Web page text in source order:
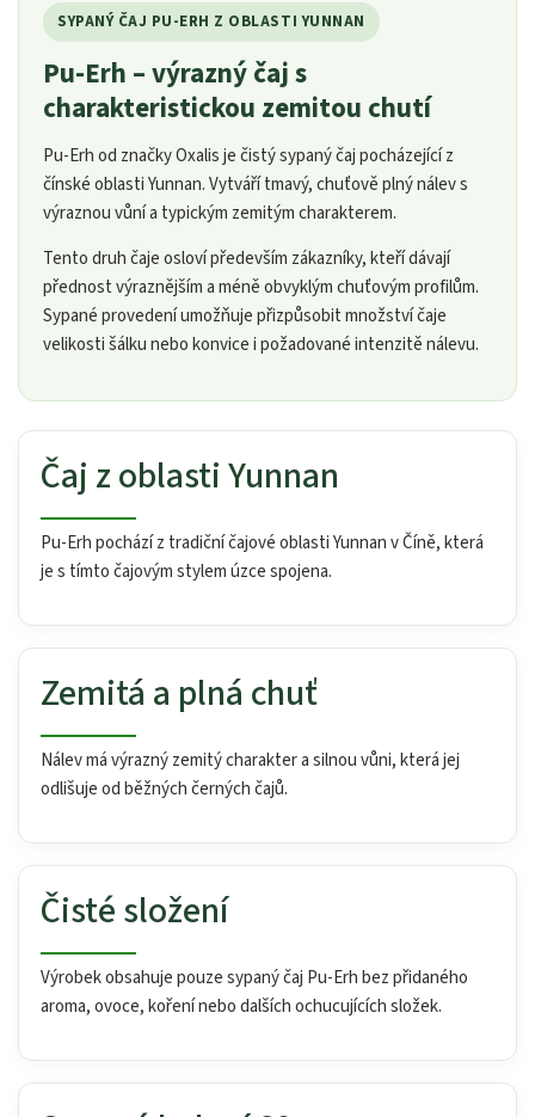
SYPANÝ ČAJ PU-ERH Z OBLASTI YUNNAN
Pu-Erh – výrazný čaj s
charakteristickou zemitou chutí
Pu-Erh od značky Oxalis je čistý sypaný čaj pocházející z
čínské oblasti Yunnan. Vytváří tmavý, chuťově plný nálev s
výraznou vůní a typickým zemitým charakterem.
Tento druh čaje osloví především zákazníky, kteří dávají
přednost výraznějším a méně obvyklým chuťovým profilům.
Sypané provedení umožňuje přizpůsobit množství čaje
velikosti šálku nebo konvice i požadované intenzitě nálevu.
Čaj z oblasti Yunnan
Pu-Erh pochází z tradiční čajové oblasti Yunnan v Číně, která
je s tímto čajovým stylem úzce spojena.
Zemitá a plná chuť
Nálev má výrazný zemitý charakter a silnou vůni, která jej
odlišuje od běžných černých čajů.
Čisté složení
Výrobek obsahuje pouze sypaný čaj Pu-Erh bez přidaného
aroma, ovoce, koření nebo dalších ochucujících složek.